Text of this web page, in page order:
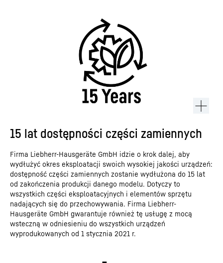
15 lat dostępności części zamiennych
Firma Liebherr-Hausgeräte GmbH idzie o krok dalej, aby
wydłużyć okres eksploatacji swoich wysokiej jakości urządzeń:
dostępność części zamiennych zostanie wydłużona do 15 lat
od zakończenia produkcji danego modelu. Dotyczy to
wszystkich części eksploatacyjnych i elementów sprzętu
nadających się do przechowywania. Firma Liebherr-
Hausgeräte GmbH gwarantuje również tę usługę z mocą
wsteczną w odniesieniu do wszystkich urządzeń
wyprodukowanych od 1 stycznia 2021 r.